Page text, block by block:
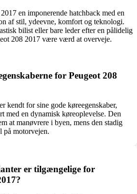
en imponerende hatchback med en
af stil, ydeevne, komfort og teknologi.
bilist eller bare leder efter en pålidelig
208 2017 være værd at overveje.
for Peugeot 208
kendt for sine gode køreegenskaber,
med en dynamisk køreoplevelse. Den
at manøvrere i byen, mens den stadig
på motorvejen.
er tilgængelige for